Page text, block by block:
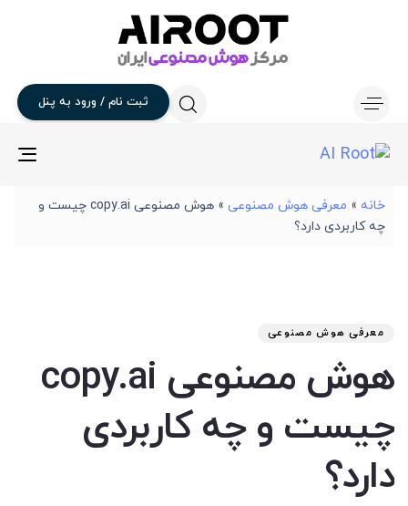
ثبت نام / ورود به پنل
خانه » معرفی هوش مصنوعی »
هوش مصنوعی copy.ai چیست و
چه کاربردی دارد؟
معرفی هوش مصنوعی
هوش مصنوعی copy.ai
چیست و چه کاربردی
دارد؟